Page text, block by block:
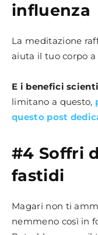
influenza
La meditazione
aiuta il tuo corpo
E i benefici
limitano a questo,
questo post
#4 Soffri
fastidi
Magari non ti
nemmeno così in